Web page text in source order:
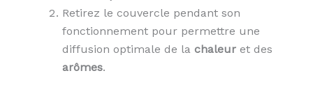
Retirez le couvercle pendant son
fonctionnement pour permettre une
diffusion optimale de la chaleuret des
arômes.